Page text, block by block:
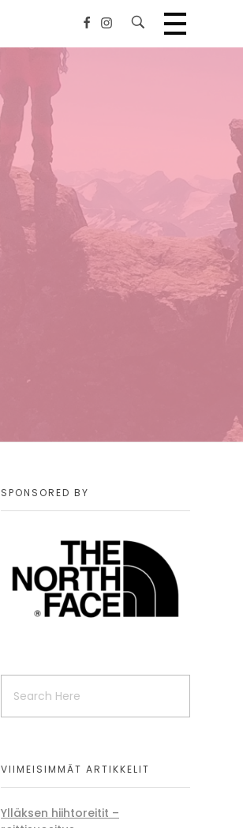
SPONSORED BY
VIIMEISIMMÄT ARTIKKELIT
Ylläksen hiihtoreitit –